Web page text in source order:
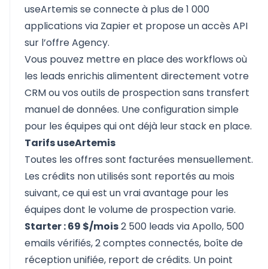
useArtemis se connecte à plus de 1 000
applications via Zapier et propose un accès API
sur l’offre Agency.
Vous pouvez mettre en place des workflows où
les leads enrichis alimentent directement votre
CRM ou vos outils de prospection sans transfert
manuel de données. Une configuration simple
pour les équipes qui ont déjà leur stack en place.
Tarifs useArtemis
Toutes les offres sont facturées mensuellement.
Les crédits non utilisés sont reportés au mois
suivant, ce qui est un vrai avantage pour les
équipes dont le volume de prospection varie.
Starter : 69 $/mois2 500 leads via Apollo, 500
emails vérifiés, 2 comptes connectés, boîte de
réception unifiée, report de crédits. Un point